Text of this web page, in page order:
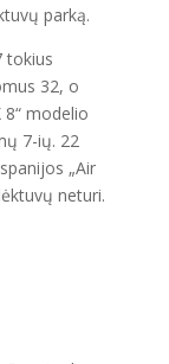
parką.
tokius
32, o
8“ modelio
7-ių. 22
„Air
neturi.